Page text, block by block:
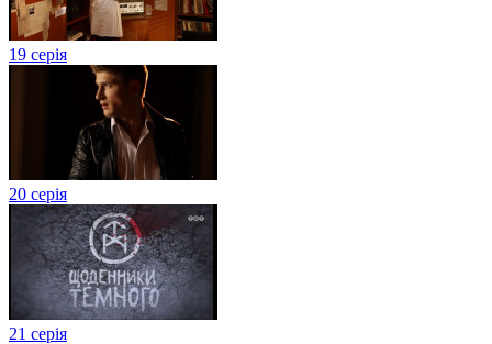
19 серія
20 серія
21 серія